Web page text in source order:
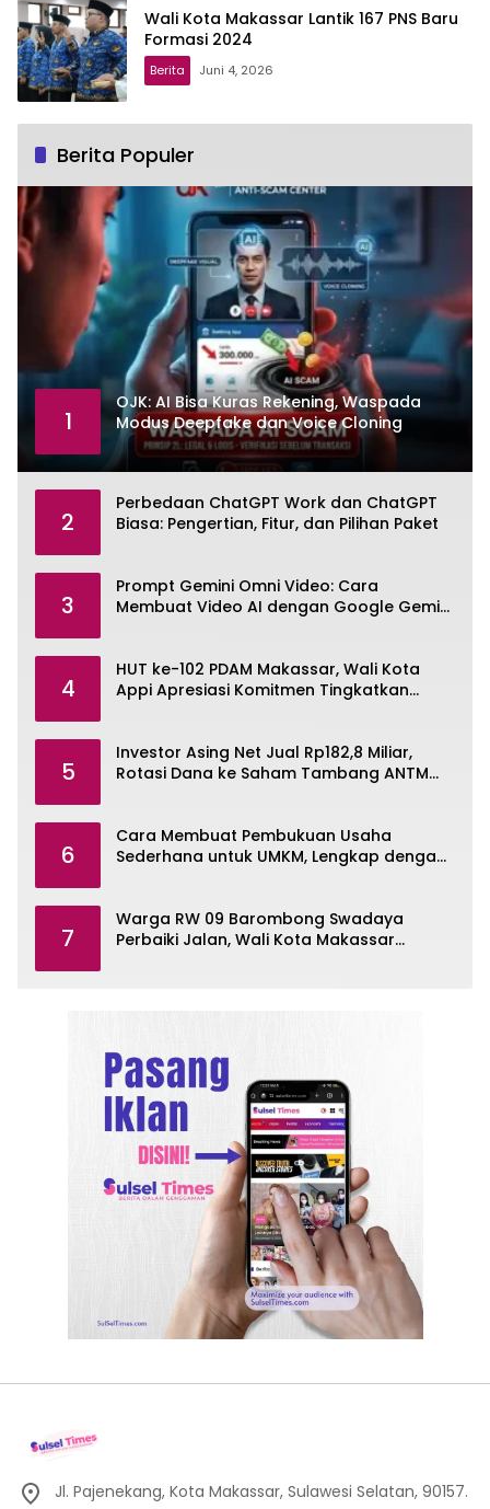
Wali Kota Makassar Lantik 167 PNS Baru
Formasi 2024
Berita Juni 4, 2026
Berita Populer
1
OJK: AI Bisa Kuras Rekening, Waspada
Modus Deepfake dan Voice Cloning
2
Perbedaan ChatGPT Work dan ChatGPT
Biasa: Pengertian, Fitur, dan Pilihan Paket
3
Prompt Gemini Omni Video: Cara
Membuat Video AI dengan Google Gemini
4
HUT ke-102 PDAM Makassar, Wali Kota
Appi Apresiasi Komitmen Tingkatkan
5
Investor Asing Net Jual Rp182,8 Miliar,
Rotasi Dana ke Saham Tambang ANTM
6
Cara Membuat Pembukuan Usaha
Sederhana untuk UMKM, Lengkap dengan
7
Warga RW 09 Barombong Swadaya
Perbaiki Jalan, Wali Kota Makassar
Jl. Pajenekang, Kota Makassar, Sulawesi Selatan, 90157.